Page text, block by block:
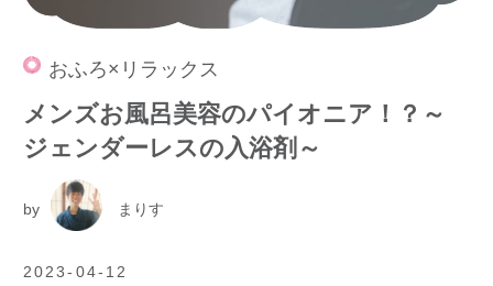
おふろ×リラックス
メンズお風呂美容のパイオニア！？～
ジェンダーレスの入浴剤～
by まりす
2023-04-12